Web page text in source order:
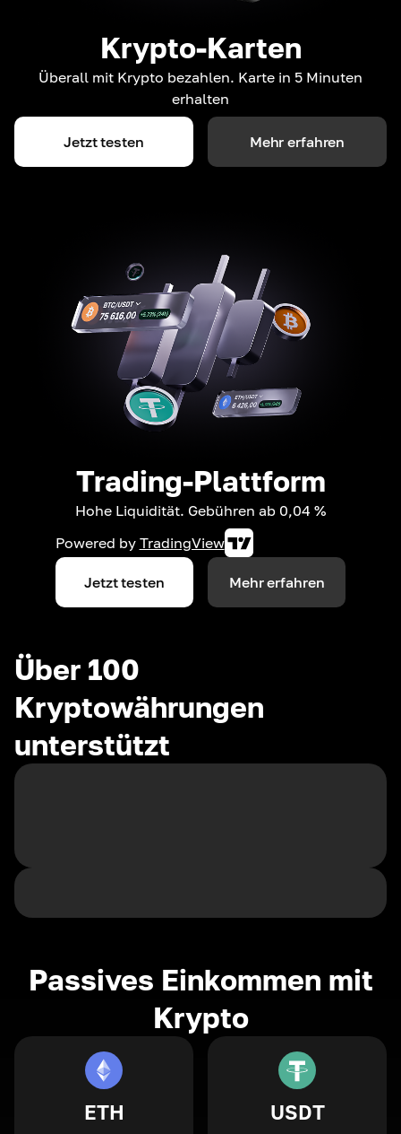
Krypto-Karten
Überall mit Krypto bezahlen. Karte in 5 Minuten
erhalten
Jetzt testen Mehr erfahren
Trading-Plattform
Hohe Liquidität. Gebühren ab 0,04 %
Powered by TradingView
Jetzt testen Mehr erfahren
Über 100
Kryptowährungen
unterstützt
Passives Einkommen mit
Krypto
ETH USDT